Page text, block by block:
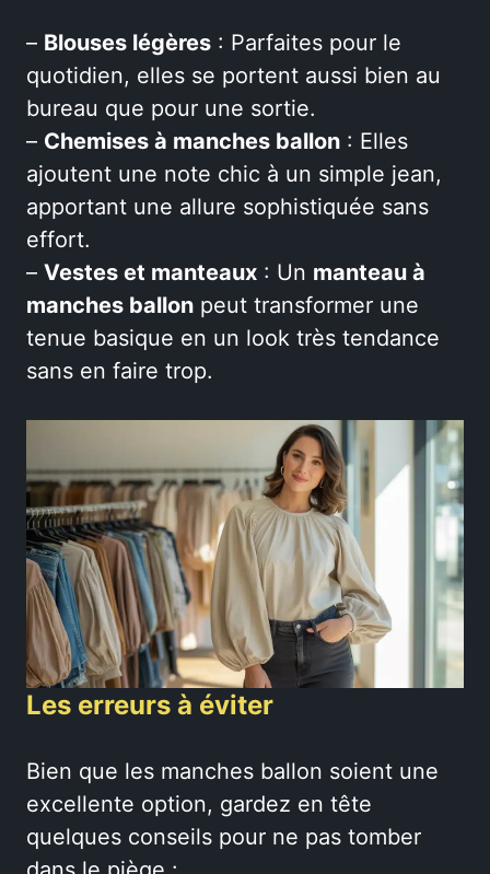
– Blouses légères : Parfaites pour le
quotidien, elles se portent aussi bien au
bureau que pour une sortie.
– Chemises à manches ballon : Elles
ajoutent une note chic à un simple jean,
apportant une allure sophistiquée sans
effort.
– Vestes et manteaux : Un manteau à
manches ballon peut transformer une
tenue basique en un look très tendance
sans en faire trop.
Les erreurs à éviter
Bien que les manches ballon soient une
excellente option, gardez en tête
quelques conseils pour ne pas tomber